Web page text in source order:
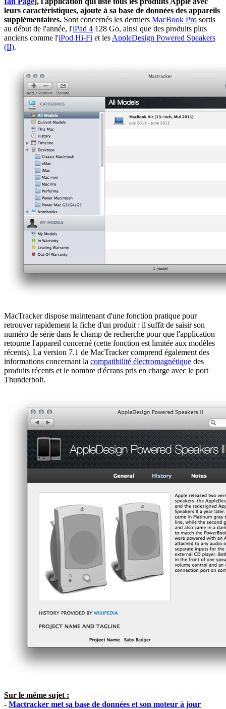
leurs caractéristiques, ajoute à sa base de données des appareils
supplémentaires. Sont concernés les derniers MacBook Pro sortis
au début de l'année, l'iPad 4 128 Go, ainsi que des produits plus
anciens comme l'iPod Hi-Fi et les AppleDesign Powered Speakers
(II).
MacTracker dispose maintenant d'une fonction pratique pour
retrouver rapidement la fiche d'un produit : il suffit de saisir son
numéro de série dans le champ de recherche pour que l'application
retourne l'appareil concerné (cette fonction est limitée aux modèles
récents). La version 7.1 de MacTracker comprend également des
informations concernant la compatibilité électromagnétique des
produits récents et le nombre d'écrans pris en charge avec le port
Thunderbolt.
Sur le même sujet :
- Mactracker met sa base de données et son moteur à jour